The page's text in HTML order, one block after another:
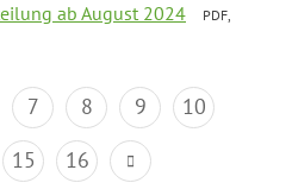
ab August 2024
PDF,
7 8 9
10
15 16